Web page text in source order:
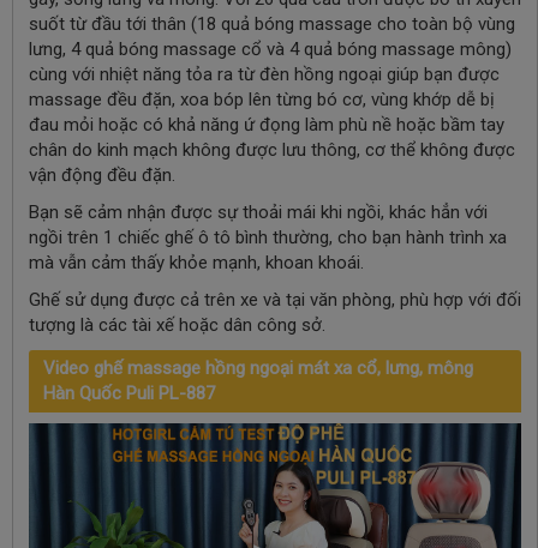
suốt từ đầu tới thân (18 quả bóng massage cho toàn bộ vùng
lưng, 4 quả bóng massage cổ và 4 quả bóng massage mông)
cùng với nhiệt năng tỏa ra từ đèn hồng ngoại giúp bạn được
massage đều đặn, xoa bóp lên từng bó cơ, vùng khớp dễ bị
đau mỏi hoặc có khả năng ứ đọng làm phù nề hoặc bầm tay
chân do kinh mạch không được lưu thông, cơ thể không được
vận động đều đặn.
Bạn sẽ cảm nhận được sự thoải mái khi ngồi, khác hẳn với
ngồi trên 1 chiếc ghế ô tô bình thường, cho bạn hành trình xa
mà vẫn cảm thấy khỏe mạnh, khoan khoái.
Ghế sử dụng được cả trên xe và tại văn phòng, phù hợp với đối
tượng là các tài xế hoặc dân công sở.
Video ghế massage hồng ngoại mát xa cổ, lưng, mông
Hàn Quốc Puli PL-887